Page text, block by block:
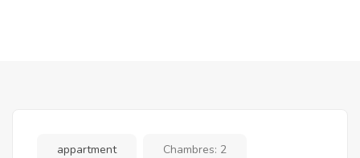
appartment Chambres: 2